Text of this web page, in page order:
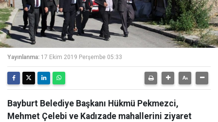
Yayınlanma: 17 Ekim 2019 Perşembe 05:33
Bayburt Belediye Başkanı Hükmü Pekmezci,
Mehmet Çelebi ve Kadızade mahallerini ziyaret